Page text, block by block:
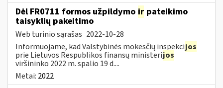
Dėl FR0711 formos užpildymo ir pateikimo
taisyklių pakeitimo
Web turinio sąrašas 2022-10-28
Informuojame, kad Valstybinės mokesčių inspekcijos
prie Lietuvos Respublikos finansų ministerijos
viršininko 2022 m. spalio 19 d....
Metai: 2022